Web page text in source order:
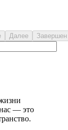
— это